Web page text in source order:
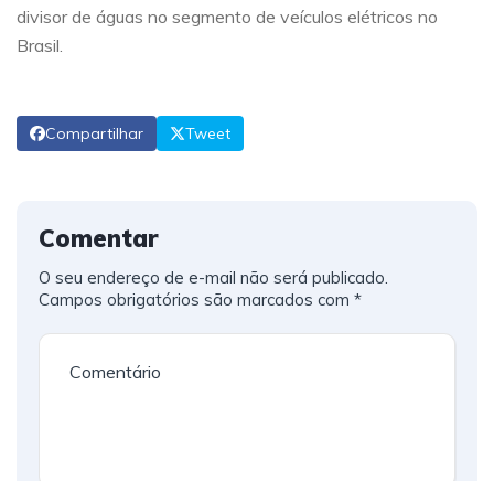
divisor de águas no segmento de veículos elétricos no
Brasil.
Compartilhar Tweet
Comentar
O seu endereço de e-mail não será publicado.
Campos obrigatórios são marcados com *